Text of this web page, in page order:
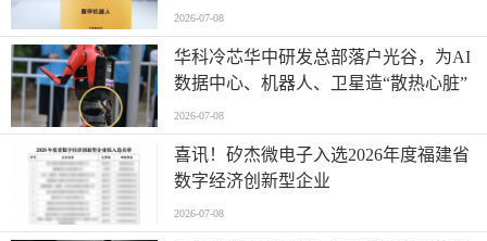
业”全产业链智能出海标杆
2026-07-08
华科冷芯华中研发总部落户光谷，为AI
数据中心、机器人、卫星造“散热心脏”
2026-07-08
喜讯！矽杰微电子入选2026年度福建省
数字经济创新型企业
2026-07-08